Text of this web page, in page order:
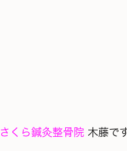
さくら鍼灸整骨院 木藤です